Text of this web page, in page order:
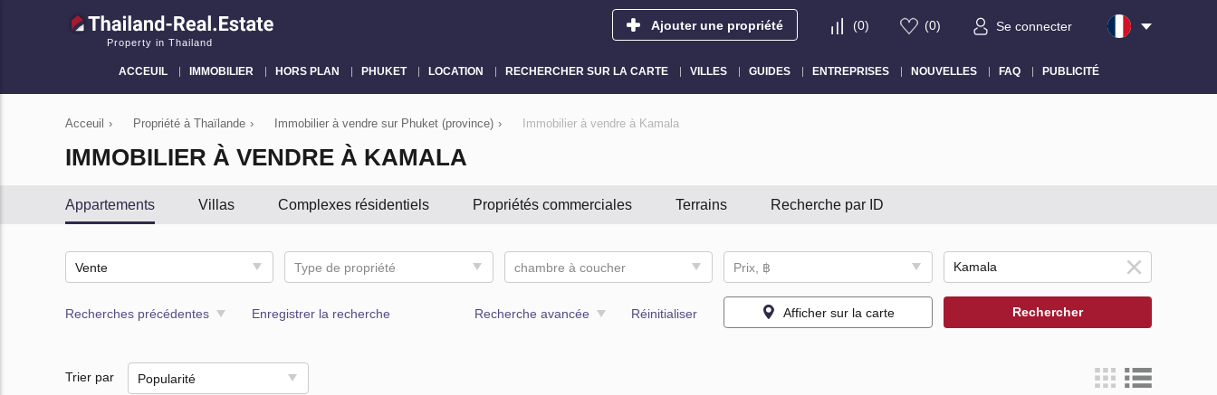
Property in Thailand
Ajouter une propriété (0) (0) Se connecter
ACCEUIL IMMOBILIER HORS PLAN PHUKET LOCATION RECHERCHER SUR LA CARTE VILLES GUIDES ENTREPRISES NOUVELLES FAQ PUBLICITÉ
Acceuil › Propriété à Thaïlande › Immobilier à vendre sur Phuket (province) › Immobilier à vendre à Kamala
IMMOBILIER À VENDRE À KAMALA
Appartements Villas Сomplexes résidentiels Propriétés commerciales Terrains Recherche par ID
Vente Type de propriété chambre à coucher Prix, ฿
Recherches précédentes Enregistrer la recherche Recherche avancée Réinitialiser Afficher sur la carte Rechercher
Trier par Popularité